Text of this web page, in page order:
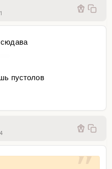
пустолов